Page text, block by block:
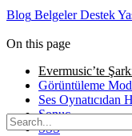
Blog Belgeler Destek
On this page
Evermusic’te
Görüntüleme
Ses Oynatıcıdan
Sonuç
SSS